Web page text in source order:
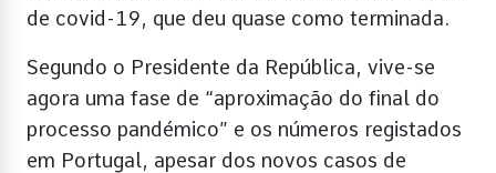
de covid-19, que deu quase como terminada.
Segundo o Presidente da República, vive-se
agora uma fase de “aproximação do final do
processo pandémico” e os números registados
em Portugal, apesar dos novos casos de